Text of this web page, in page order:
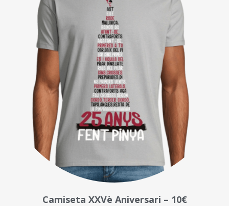
Camiseta XXVè Aniversari – 10€